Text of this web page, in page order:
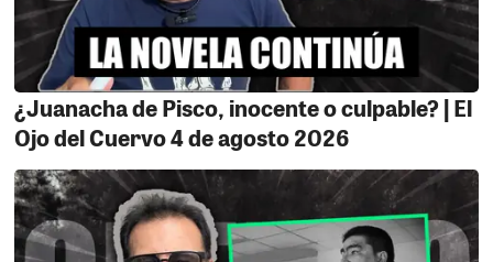
LA CONFERENCIA.Los consejeros regionales Hernán
Herrera y Rosario Gamonal ofrecerán hoy una
conferencia de prensa para explicar lo sucedido en la
polémica sesión de la Comisión de Salud del Consejo
Regional, donde se abordó el tem del terreno destinado
al Hospital de Apoyo de Nasca. El alcalde nasqueño ha
denunciado públicamente que no se le permitió el
ingreso y que prácticamente le cerraron la puerta en la
cara.. Ante esta situación la consejera Rosario
Gamonal a dicho que fue el alcalde Nasca quien
¿Juanacha de Pisco, inocente o culpable? | El
Ojo del Cuervo 4 de agosto 2026